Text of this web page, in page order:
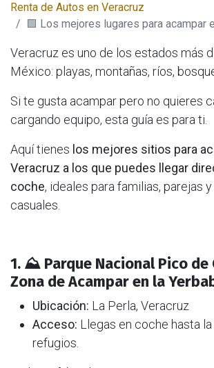
Renta de Autos en Veracruz
🟩 Los mejores lugares para acampar en Veracruz
Veracruz es uno de los estados más
México: playas, montañas, ríos,
Si te gusta acampar pero no quieres
cargando equipo, esta guía es para ti.
Aquí tienes los mejores sitios para
Veracruz a los que puedes llegar
coche, ideales para familias, parejas
casuales.
1. ⛰️ Parque Nacional Pico de
Zona de Acampar en la
Ubicación: La Perla, Veracruz
Acceso: Llegas en coche hasta
refugios.